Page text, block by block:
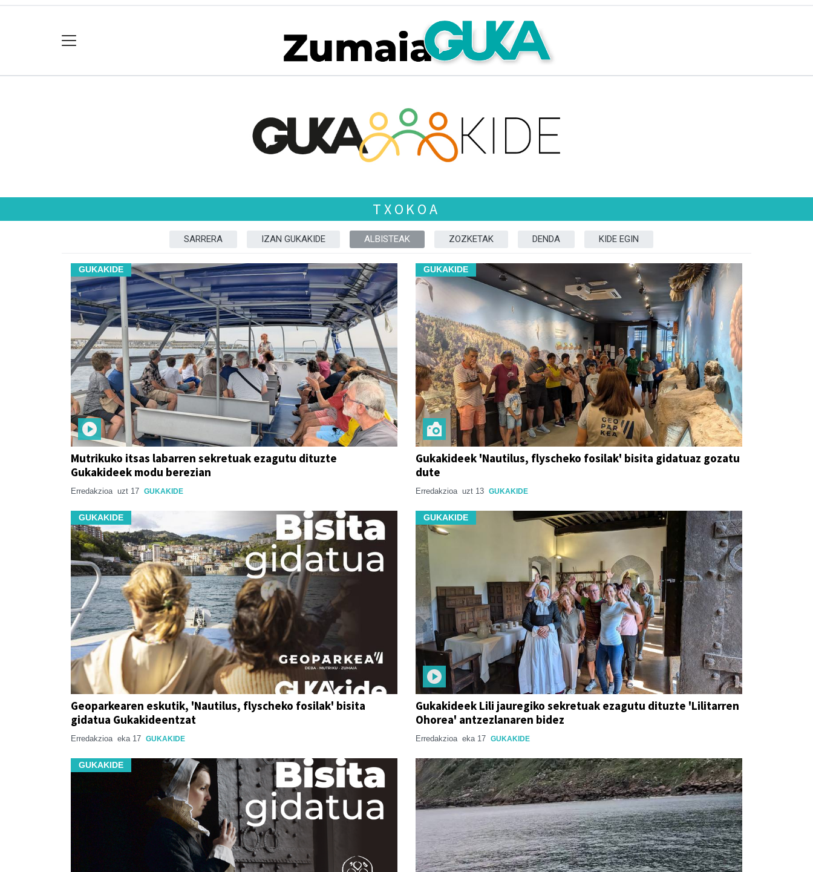
TXOKOA
SARRERA IZAN GUKAKIDE ALBISTEAK ZOZKETAK DENDA KIDE EGIN
GUKAKIDE
Mutrikuko itsas labarren sekretuak ezagutu dituzte
Gukakideek modu berezian
Erredakzioa uzt 17 GUKAKIDE
GUKAKIDE
Gukakideek 'Nautilus, flyscheko fosilak' bisita gidatuaz gozatu
dute
Erredakzioa uzt 13 GUKAKIDE
GUKAKIDE
Geoparkearen eskutik, 'Nautilus, flyscheko fosilak' bisita
gidatua Gukakideentzat
Erredakzioa eka 17 GUKAKIDE
GUKAKIDE
Gukakideek Lili jauregiko sekretuak ezagutu dituzte 'Lilitarren
Ohorea' antzezlanaren bidez
Erredakzioa eka 17 GUKAKIDE
GUKAKIDE